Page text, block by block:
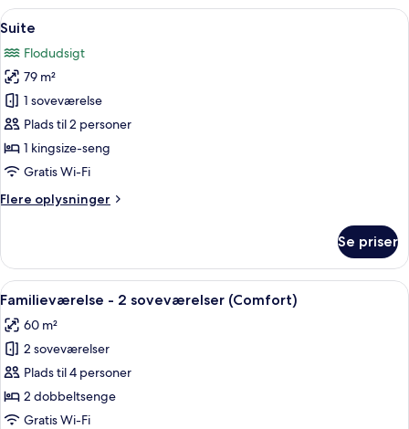
Indlæs
alle
billeder
af
Suite
Et moderne hotelværelse med en
5
Suite
Flodudsigt
79 m²
1 soveværelse
Plads til 2 personer
1 kingsize-seng
Gratis Wi-Fi
Flere oplysninger
Flere
Se priser
Indlæs
alle
billeder
af
Familieværelse
-
2
Et moderne hotelværelse med en
5
Familieværelse - 2 soveværelser (Comfort)
60 m²
2 soveværelser
Plads til 4 personer
2 dobbeltsenge
Gratis Wi-Fi